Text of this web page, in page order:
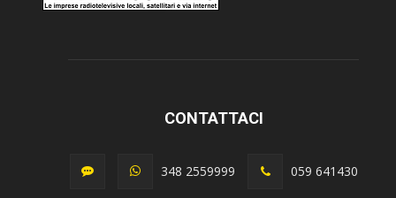
CONTATTACI
348 2559999 059 641430